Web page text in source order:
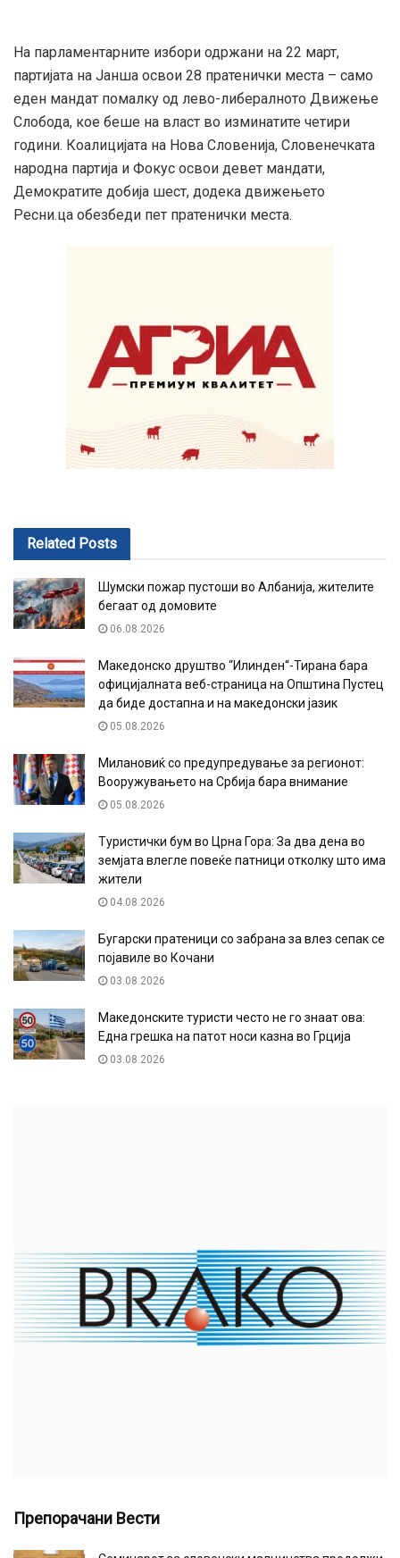
На парламентарните избори одржани на 22 март,
партијата на Јанша освои 28 пратенички места – само
еден мандат помалку од лево-либералното Движење
Слобода, кое беше на власт во изминатите четири
години. Коалицијата на Нова Словенија, Словенечката
народна партија и Фокус освои девет мандати,
Демократите добија шест, додека движењето
Ресни.ца обезбеди пет пратенички места.
Related Posts
Шумски пожар пустоши во Албанија, жителите
бегаат од домовите
06.08.2026
Македонско друштво “Илинден“-Тирана бара
официјалната веб-страница на Општина Пустец
да биде достапна и на македонски јазик
05.08.2026
Милановиќ со предупредување за регионот:
Вооружувањето на Србија бара внимание
05.08.2026
Туристички бум во Црна Гора: За два дена во
земјата влегле повеќе патници отколку што има
жители
04.08.2026
Бугарски пратеници со забрана за влез сепак се
појавиле во Кочани
03.08.2026
Македонските туристи често не го знаат ова:
Една грешка на патот носи казна во Грција
03.08.2026
Препорачани Вести